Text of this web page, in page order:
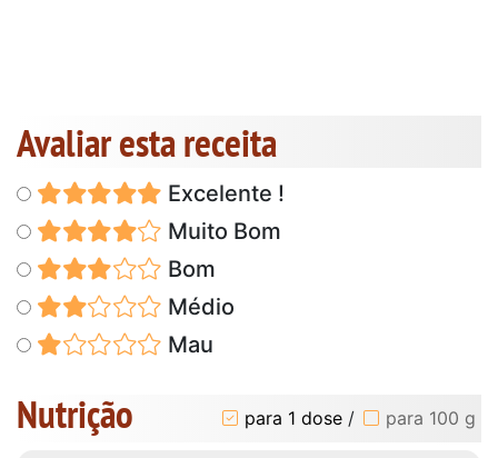
Avaliar esta receita
Excelente !
Muito Bom
Bom
Médio
Mau
Nutrição para 1 dose / para 100 g